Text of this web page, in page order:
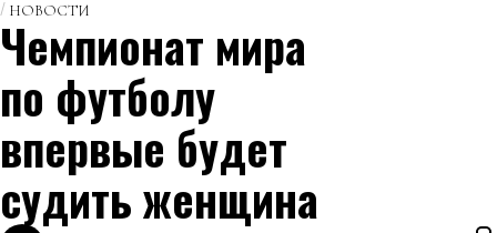
НОВОСТИ
Чемпионат мира
по футболу
впервые будет
судить женщина